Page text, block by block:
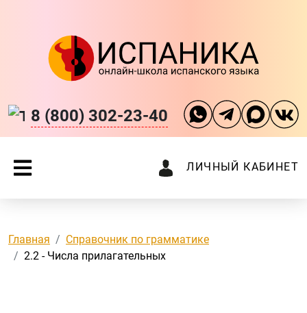
8 (800) 302-23-40
ЛИЧНЫЙ КАБИНЕТ
Главная
Справочник по грамматике
2.2 - Числа прилагательных